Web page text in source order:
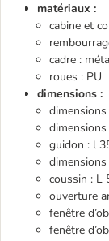
matériaux :
cabine et
cadre :
roues : PU
dimensions :
guidon : l
coussin : L
ouverture
fenêtre
fenêtre